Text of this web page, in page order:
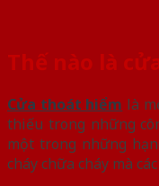
Thế nào là
Cửa thoát hiểm là
thiếu trong những
một trong những
cháy chữa cháy mà